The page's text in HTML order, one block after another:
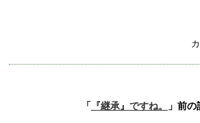
「 『継承』ですね。 」前